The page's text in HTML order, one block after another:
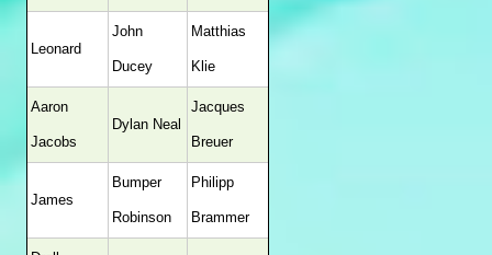
Leonard
John
Ducey
Matthias
Klie
Aaron
Jacobs
Dylan Neal
Jacques
Breuer
James
Bumper
Robinson
Philipp
Brammer